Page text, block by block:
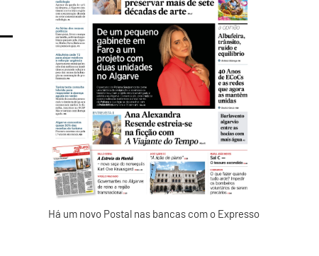
Há um novo Postal nas bancas com o Expresso